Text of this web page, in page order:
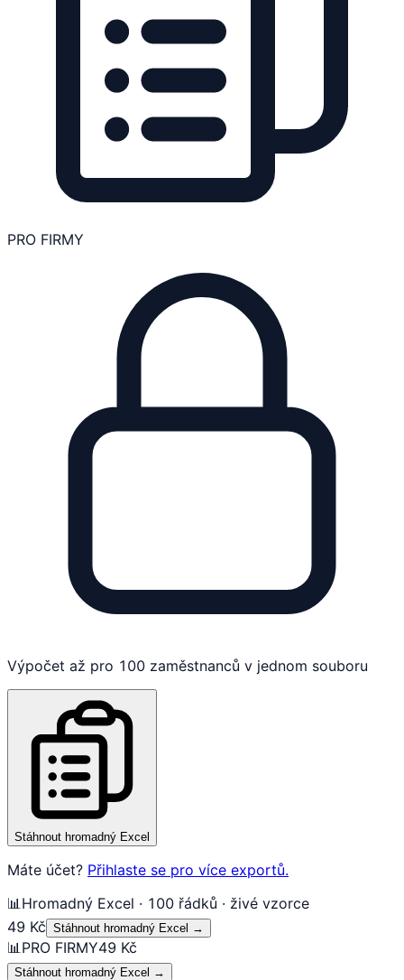
PRO FIRMY
Výpočet až pro 100 zaměstnanců v jednom souboru
Stáhnout hromadný Excel
Máte účet? Přihlaste se pro více exportů.
📊 Hromadný Excel · 100 řádků · živé vzorce
49 Kč Stáhnout hromadný Excel →
📊 PRO FIRMY49 Kč
Stáhnout hromadný Excel →